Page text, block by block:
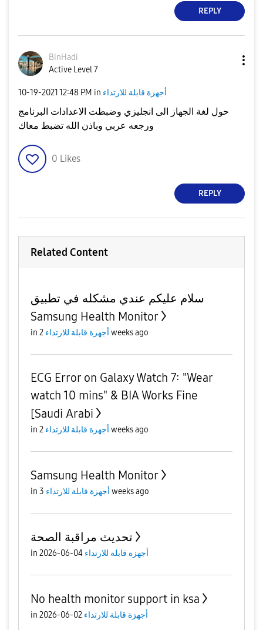
REPLY
BinHadi
Active Level 7
‎10-19-2021 12:48 PM in أجهزة قابلة للارتداء
حول لغة الجهاز الى انجليزي وضبطت الاعدادات البرنامج
ورجعه عربي وباذن الله تضبط معاك
0 Likes
REPLY
Related Content
سلام عليكم عندي مشكله في تطبيق
Samsung Health Monitor
in أجهزة قابلة للارتداء 2 weeks ago
​ECG Error on Galaxy Watch 7: "Wear
watch 10 mins" & BIA Works Fine
[Saudi Arabi
in أجهزة قابلة للارتداء 2 weeks ago
Samsung Health Monitor
in أجهزة قابلة للارتداء 3 weeks ago
تحديث مراقبة الصحة
in أجهزة قابلة للارتداء 04-06-2026
No health monitor support in ksa
in أجهزة قابلة للارتداء 02-06-2026